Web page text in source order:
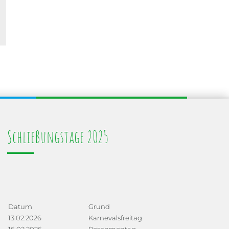
Schließungstage 2025
Datum
Grund
13.02.2026
Karnevalsfreitag